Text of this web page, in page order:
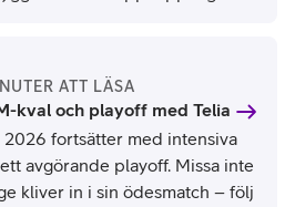
ATT LÄSA
kval och playoff med Telia
2026 fortsätter med intensiva
avgörande playoff. Missa inte
kliver in i sin ödesmatch – följ